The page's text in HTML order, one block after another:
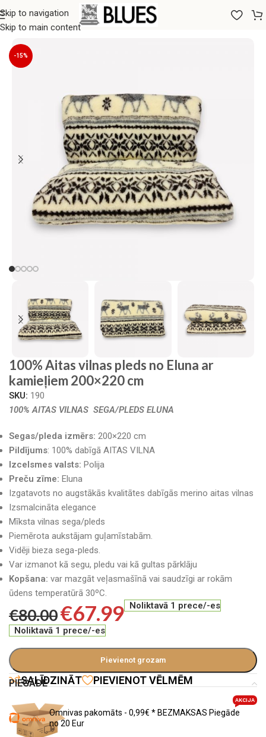
Skip to navigation
Skip to main content
Sākums/Segas/100% Aitas vilnas pledi
-15%
100% Aitas vilnas pleds no Eluna ar
kamieļiem 200×220 cm
SKU: 190
100% AITAS VILNAS SEGA/PLEDS ELUNA
Segas/pleda izmērs: 200×220 cm
Pildījums: 100% dabīgā AITAS VILNA
Izcelsmes valsts: Polija
Preču zīme: Eluna
Izgatavots no augstākās kvalitātes dabīgās merino aitas vilnas
Izsmalcināta elegance
Mīksta vilnas sega/pleds
Piemērota aukstājam guļamīstabām.
Vidēji bieza sega-pleds.
Var izmanot kā segu, pledu vai kā gultas pārklāju
Kopšana: var mazgāt veļasmašīnā vai saudzīgi ar rokām
ūdens temperatūrā 30ºC.
€80.00€67.99 Noliktavā 1 prece/-es
Noliktavā 1 prece/-es
Pievienot grozam
SALĪDZINĀT PIEVIENOT VĒLMĒM
PIEGĀDE
Omnivas pakomāts - 0,99€ * BEZMAKSAS Piegāde
no 20 Eur
AKCIJA